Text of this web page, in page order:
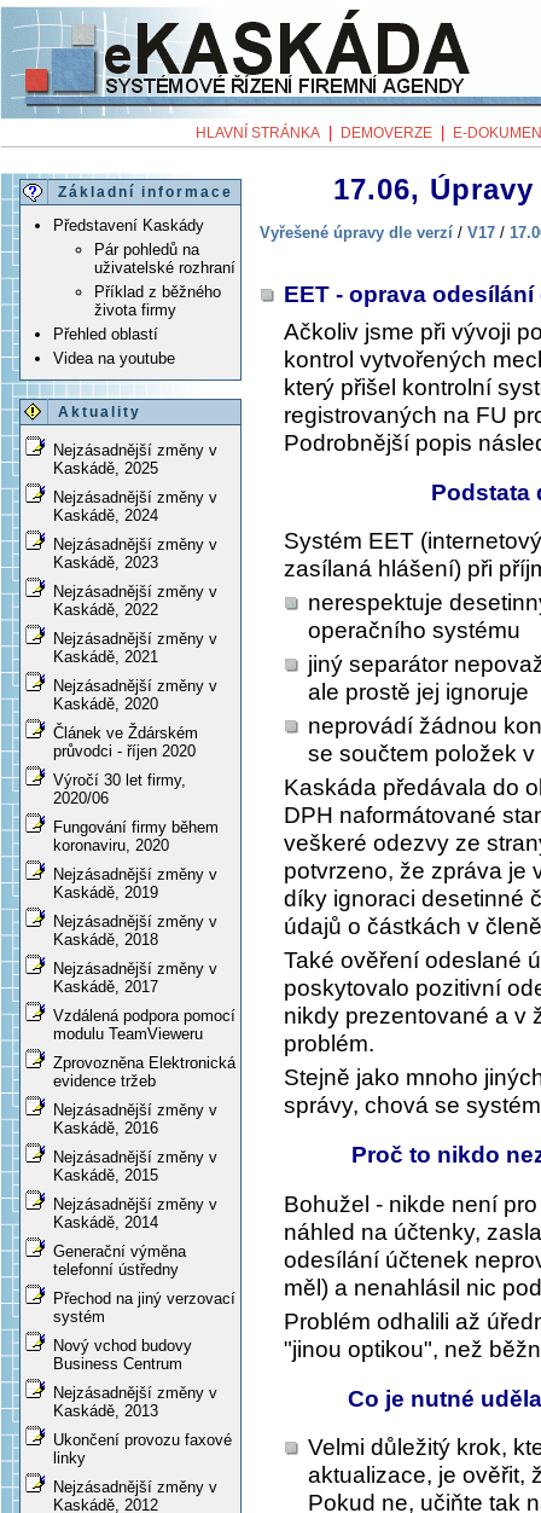
HLAVNÍ STRÁNKA DEMOVERZE E-
Základní informace
Představení Kaskády
Pár pohledů na
uživatelské rozhraní
Příklad z běžného
života firmy
Přehled oblastí
Videa na youtube
Aktuality
Nejzásadnější změny v
Kaskádě, 2025
Nejzásadnější změny v
Kaskádě, 2024
Nejzásadnější změny v
Kaskádě, 2023
Nejzásadnější změny v
Kaskádě, 2022
Nejzásadnější změny v
Kaskádě, 2021
Nejzásadnější změny v
Kaskádě, 2020
Článek ve Ždárském
průvodci - říjen 2020
Výročí 30 let firmy,
2020/06
Fungování firmy během
koronaviru, 2020
Nejzásadnější změny v
Kaskádě, 2019
Nejzásadnější změny v
Kaskádě, 2018
Nejzásadnější změny v
Kaskádě, 2017
Vzdálená podpora pomocí
modulu TeamVieweru
Zprovozněna Elektronická
evidence tržeb
Nejzásadnější změny v
Kaskádě, 2016
Nejzásadnější změny v
Kaskádě, 2015
Nejzásadnější změny v
Kaskádě, 2014
Generační výměna
telefonní ústředny
Přechod na jiný verzovací
systém
Nový vchod budovy
Business Centrum
Nejzásadnější změny v
Kaskádě, 2013
Ukončení provozu faxové
linky
Nejzásadnější změny v
Kaskádě, 2012
17.06,
Vyřešené úpravy dle verzí / V17 /
EET - oprava
Ačkoliv jsme při vývoji
kontrol vytvořených
který přišel kontrolní
registrovaných na FU
Podrobnější popis
Podstata
Systém EET
zasílaná hlášení) při
nerespektuje
operačního systému
jiný separátor
ale prostě jej ignoruje
neprovádí žádnou
se součtem položek v
Kaskáda předávala do
DPH naformátované
veškeré odezvy ze
potvrzeno, že zpráva je
díky ignoraci desetinné
údajů o částkách v
Také ověření odeslané
poskytovalo pozitivní
nikdy prezentované a v
problém.
Stejně jako mnoho
správy, chová se
Proč to nikdo
Bohužel - nikde není
náhled na účtenky,
odesílání účtenek
měl) a nenahlásil nic
Problém odhalili až
"jinou optikou", než
Co je nutné
Velmi důležitý krok,
aktualizace, je ověřit,
Pokud ne, učiňte tak